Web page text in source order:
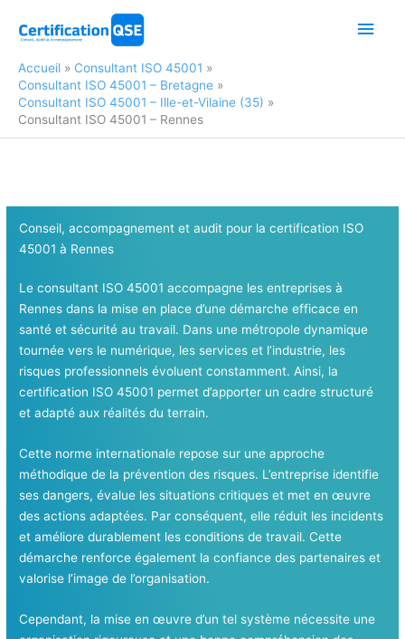
Accueil
Consultant ISO 45001
Consultant ISO 45001 – Bretagne
Consultant ISO 45001 – Ille-et-Vilaine (35)
Consultant ISO 45001 – Rennes
Conseil, accompagnement et audit pour la certification ISO
45001 à Rennes
Le consultant ISO 45001 accompagne les entreprises à
Rennes dans la mise en place d’une démarche efficace en
santé et sécurité au travail. Dans une métropole dynamique
tournée vers le numérique, les services et l’industrie, les
risques professionnels évoluent constamment. Ainsi, la
certification ISO 45001 permet d’apporter un cadre structuré
et adapté aux réalités du terrain.
Cette norme internationale repose sur une approche
méthodique de la prévention des risques. L’entreprise identifie
ses dangers, évalue les situations critiques et met en œuvre
des actions adaptées. Par conséquent, elle réduit les incidents
et améliore durablement les conditions de travail. Cette
démarche renforce également la confiance des partenaires et
valorise l’image de l’organisation.
Cependant, la mise en œuvre d’un tel système nécessite une